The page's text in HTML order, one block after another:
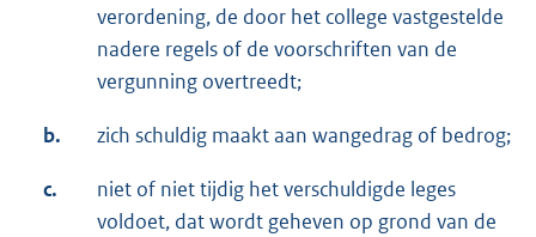
verordening, de door het college vastgestelde
nadere regels of de voorschriften van de
vergunning overtreedt;
b. zich schuldig maakt aan wangedrag of bedrog;
c.
niet of niet tijdig het verschuldigde leges
voldoet, dat wordt geheven op grond van de